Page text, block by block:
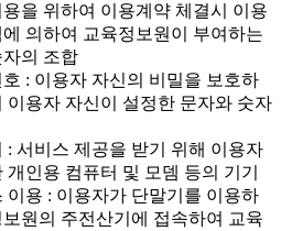
을 위하여 이용계약 체결시 이용
의하여 교육정보원이 부여하는
의 조합
: 이용자 자신의 비밀을 보호하
이용자 자신이 설정한 문자와 숫자
서비스 제공을 받기 위해 이용자
개인용 컴퓨터 및 모뎀 등의 기기
용 : 이용자가 단말기를 이용하
원의 주전산기에 접속하여 교육